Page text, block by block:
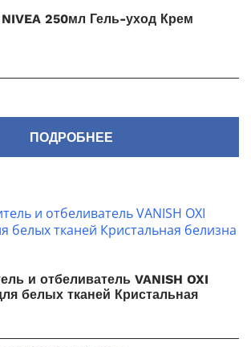
250мл Гель-уход Крем
ПОДРОБНЕЕ
и отбеливатель VANISH OXI
белых тканей Кристальная